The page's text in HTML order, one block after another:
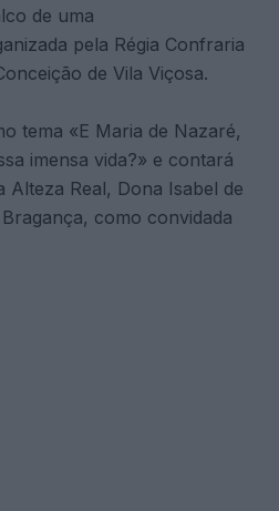
de uma
pela Régia Confraria
de Vila Viçosa.
tema «E Maria de Nazaré,
imensa vida?» e contará
Alteza Real, Dona Isabel de
como convidada